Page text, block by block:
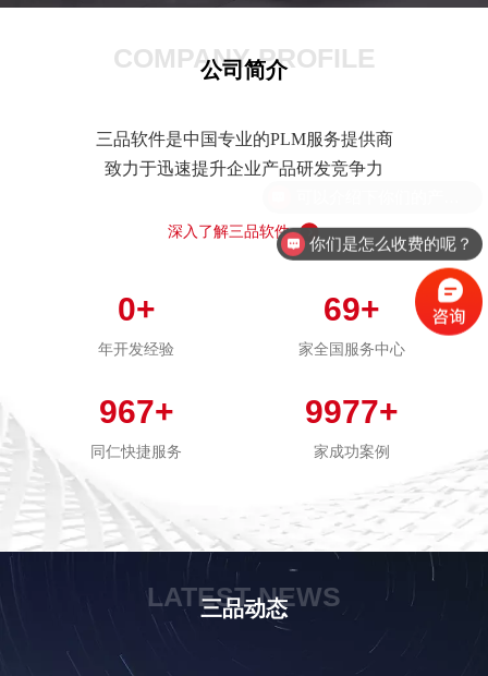
COMPANY PROFILE
公司简介
三品软件是中国专业的PLM服务提供商
致力于迅速提升企业产品研发竞争力
深入了解三品软件
0+
年开发经验
69+
家全国服务中心
967+
同仁快捷服务
9977+
家成功案例
LATEST NEWS
三品动态
你们是怎么收费的呢？